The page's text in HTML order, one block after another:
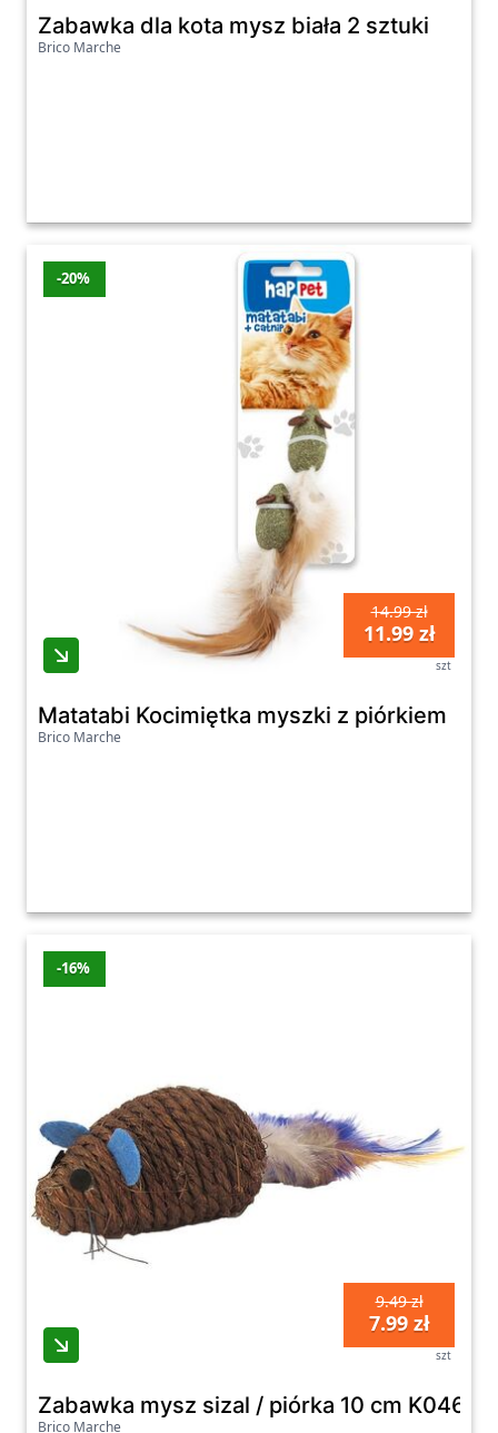
Zabawka dla kota mysz biała 2 sztuki
Brico Marche
-20%
14.99 zł
11.99 zł
szt
Matatabi Kocimiętka myszki z piórkiem
Brico Marche
-16%
9.49 zł
7.99 zł
szt
Zabawka mysz sizal / piórka 10 cm K046
Brico Marche